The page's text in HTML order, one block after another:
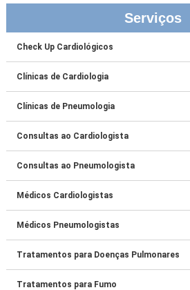
Serviços
Check Up Cardiológicos
Clínicas de Cardiologia
Clínicas de Pneumologia
Consultas ao Cardiologista
Consultas ao Pneumologista
Médicos Cardiologistas
Médicos Pneumologistas
Tratamentos para Doenças Pulmonares
Tratamentos para Fumo